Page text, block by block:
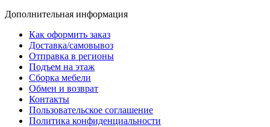
Дополнительная информация
Как оформить заказ
Доставка/самовывоз
Отправка в регионы
Подъем на этаж
Сборка мебели
Обмен и возврат
Контакты
Пользовательское соглашение
Политика конфиденциальности